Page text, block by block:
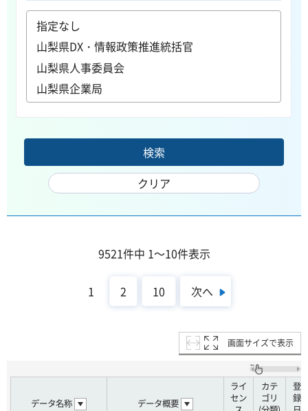
9521件中 1～10件表示
1 2 10 次へ
画面サイズで表示
データ名称 データ概要
ライ
セン
カテ
ゴリ
登
録